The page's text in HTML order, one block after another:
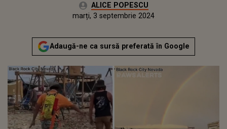
Autor:ALICE POPESCU
duminică, 3 septembrie 2023
Actualizat:
marți, 3 septembrie 2024
Adaugă-ne ca sursă preferată în Google